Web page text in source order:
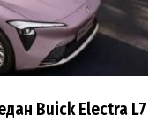
Buick Electra L7